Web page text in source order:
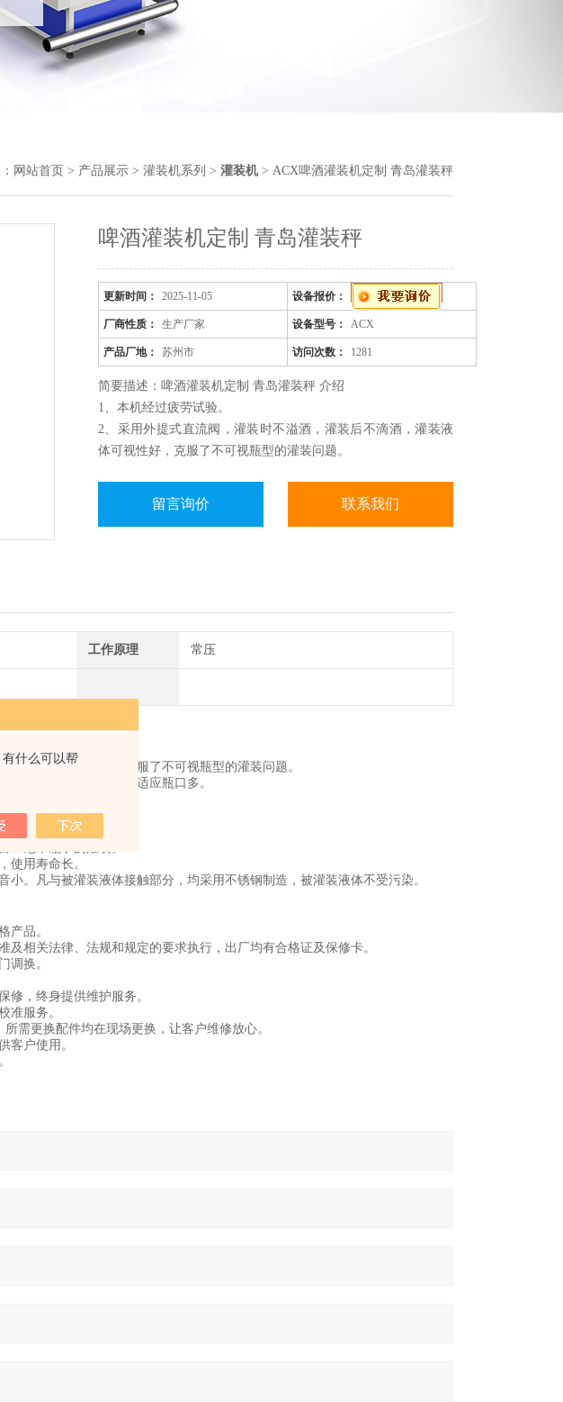
什么可以帮
网站首页 > 产品展示 > 灌装机系列 > 灌装机> ACX啤酒灌装机定制 青岛灌装秤
啤酒灌装机定制 青岛灌装秤
更新时间： 2025-11-05 设备报价：
厂商性质： 生产厂家 设备型号： ACX
产品厂地： 苏州市 访问次数： 1281
简要描述：啤酒灌装机定制 青岛灌装秤 介绍
1、本机经过疲劳试验。
2、采用外提式直流阀，灌装时不溢酒，灌装后不滴酒，灌装液
体可视性好，克服了不可视瓶型的灌装问题。
体，减少污染，适应瓶口多。
4、本机为液体定量灌装机，采用量杯定容式灌装，定量精度
留言询价 联系我们
工作原理 常压
装液体可视性好，克服了不可视瓶型的灌装问题。
接触液体，减少污染，适应瓶口多。
精度高，灌装速度快。
内任意调整。
高。
二毫米瓶子的灌装。
使用寿命长。
。凡与被灌装液体接触部分，均采用不锈钢制造，被灌装液体不受污染。
产品。
相关法律、法规和规定的要求执行，出厂均有合格证及保修卡。
调换。
修，终身提供维护服务。
解答及校准服务。
需更换配件均在现场更换，让客户维修放心。
客户使用。